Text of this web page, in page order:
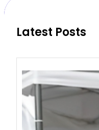
Latest Posts